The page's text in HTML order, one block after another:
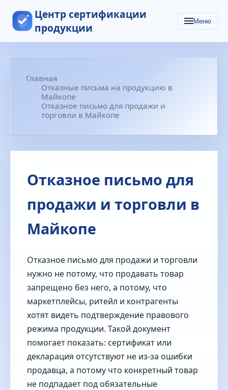
Центр сертификации
продукции
Меню
Главная
Отказные письма на продукцию в
Майкопе
Отказное письмо для продажи и
торговли в Майкопе
Отказное письмо для
продажи и торговли в
Майкопе
Отказное письмо для продажи и торговли
нужно не потому, что продавать товар
запрещено без него, а потому, что
маркетплейсы, ритейл и контрагенты
хотят видеть подтверждение правового
режима продукции. Такой документ
помогает показать: сертификат или
декларация отсутствуют не из-за ошибки
продавца, а потому что конкретный товар
не подпадает под обязательные